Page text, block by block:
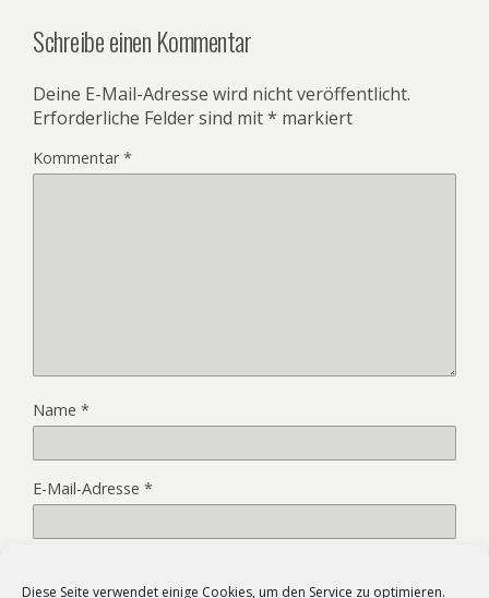
Diese Seite verwendet einige Cookies, um den Service zu optimieren.
Schreibe einen Kommentar
Deine E-Mail-Adresse wird nicht veröffentlicht.
Erforderliche Felder sind mit* markiert
Kommentar*
Name *
E-Mail-Adresse *